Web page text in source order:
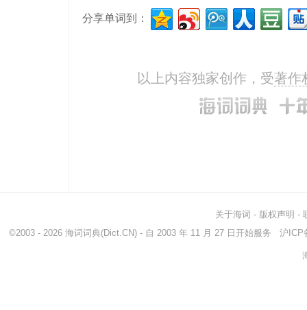
greatly
很
实在
分享单词到：
以上内容独家创作，受著作
关于海词 - 版权声明 -
©2003 - 2026 海词词典(Dict.CN) - 自 2003 年 11 月 27 日开始服务 沪ICP